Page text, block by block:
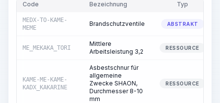
Code Bezeichnung Typ
MEDX-TO-KAME-
MEME
Brandschutzventile ABSTRAKT
ME_MEKAKA_TORI
Mittlere
Arbeitsleistung 3,2
RESSOURCE
KAME-ME-KAME-
KADX_KAKARINE
Asbestschnur für
allgemeine
Zwecke SHAON,
Durchmesser 8-10
mm
RESSOURCE